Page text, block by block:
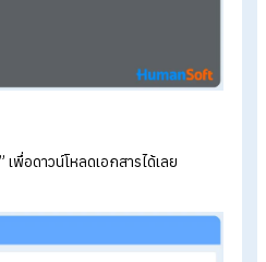
แบบภาษีผ่านโปรแกรม RD Prep ได้นั้
ป็นต้องมีไฟล์ ภ.ง.ด.1
Softเป็นโปรแกรมเงินเดือนที่สามาร
.ง.ด.1/ภ.ง.ด.1ก ใน